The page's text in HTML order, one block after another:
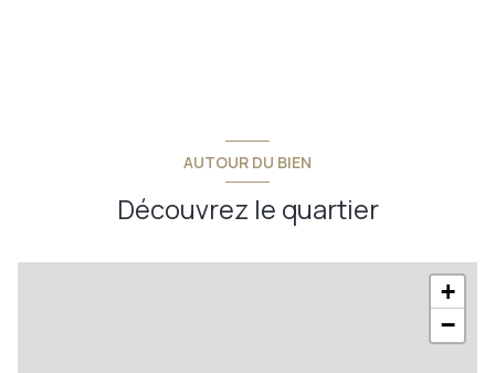
AUTOUR DU BIEN
Découvrez le quartier
+
−